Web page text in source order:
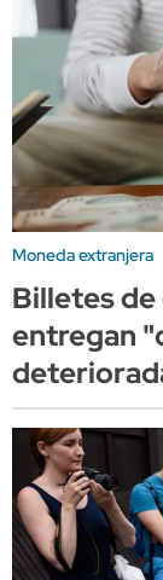
Moneda extranjera
Billetes de
entregan